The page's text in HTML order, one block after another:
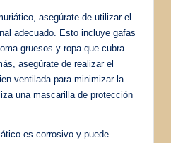
asegúrate de utilizar el
adecuado. Esto incluye gafas
gruesos y ropa que cubra
asegúrate de realizar el
ventilada para minimizar la
una mascarilla de protección
es corrosivo y puede